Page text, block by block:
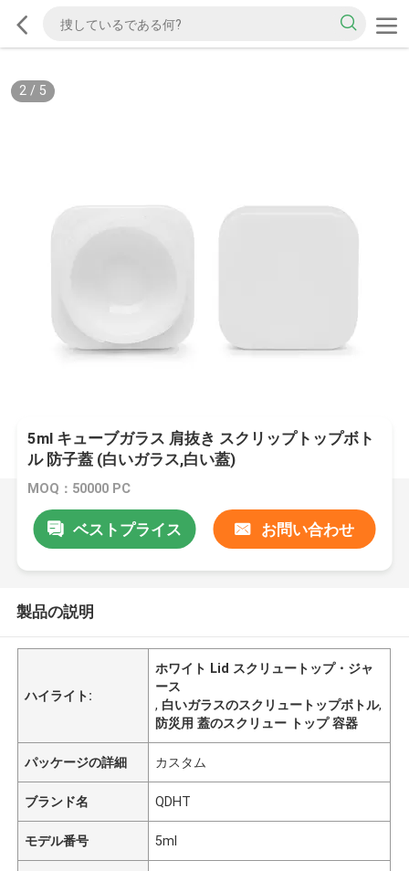
2/ 5
5ml キューブガラス 肩抜き スクリップトップボト
ル 防子蓋 (白いガラス,白い蓋)
MOQ：50000 PC
ベストプライス お問い合わせ
製品の説明
ハイライト:
ホワイト Lid スクリュートップ・ジャ
ース
, 白いガラスのスクリュートップボトル,
防災用 蓋のスクリュー トップ 容器
パッケージの詳細 カスタム
ブランド名 QDHT
モデル番号 5ml